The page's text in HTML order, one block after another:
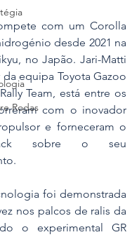
Rodas
com um Corolla
desde 2021 na
no Japão. Jari-Matti
da equipa Toyota Gazoo
Team, está entre os
com o inovador
e forneceram o
sobre o seu
foi demonstrada
nos palcos de ralis da
o experimental GR